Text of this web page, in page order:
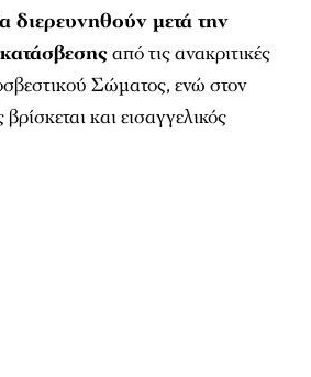
διερευνηθούν μετά την
από τις ανακριτικές
Σώματος, ενώ στον
και εισαγγελικός